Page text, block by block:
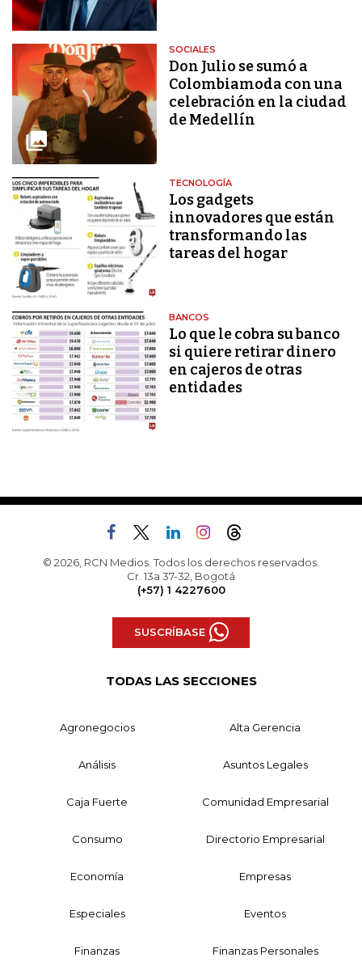
SOCIALES
Don Julio se sumó a
Colombiamoda con una
celebración en la ciudad
de Medellín
TECNOLOGÍA
Los gadgets
innovadores que están
transformando las
tareas del hogar
BANCOS
Lo que le cobra su banco
si quiere retirar dinero
en cajeros de otras
entidades
© 2026, RCN Medios. Todos los derechos reservados.
Cr. 13a 37-32, Bogotá
(+57) 1 4227600
SUSCRÍBASE
TODAS LAS SECCIONES
Agronegocios Alta Gerencia
Análisis Asuntos Legales
Caja Fuerte Comunidad Empresarial
Consumo Directorio Empresarial
Economía Empresas
Especiales Eventos
Finanzas Finanzas Personales